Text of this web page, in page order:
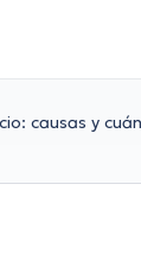
causas y